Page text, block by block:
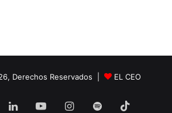
Derechos Reservados | EL CEO
LinkedInYouTubeInstagram
Spotify